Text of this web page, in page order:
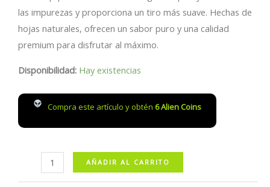
las impurezas y proporciona un tiro más suave. Hechas de
hojas naturales, ofrecen un sabor puro y una calidad
premium para disfrutar al máximo.
Disponibilidad: Hay existencias
Compra este artículo y obtén 6Alien Coins
AÑADIR AL CARRITO